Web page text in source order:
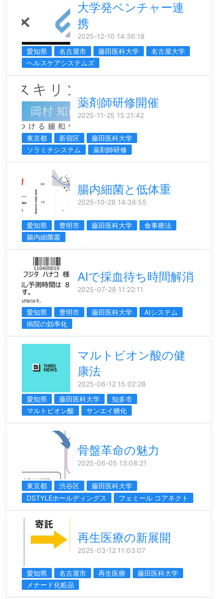
大学発ベンチャー連
携
2025-12-10 14:36:18
愛知県
名古屋市 藤田医科大学
名古屋大学
ヘルスケアシステムズ
薬剤師研修開催
2025-11-25 15:21:42
東京都 新宿区
藤田医科大学
ソラミチシステム
薬剤師研修
腸内細菌と低体重
2025-10-28 14:38:55
愛知県 豊明市 藤田医科大学
食事療法
腸内細菌叢
AIで採血待ち時間解消
2025-07-28 11:22:11
愛知県 豊明市 藤田医科大学
AIシステム
病院の効率化
マルトビオン酸の健
康法
2025-06-12 15:02:28
愛知県
藤田医科大学
知多市
マルトビオン酸
サンエイ糖化
骨盤革命の魅力
2025-06-05 13:08:21
東京都 渋谷区
藤田医科大学
DSTYLEホールディングス
フェミール コアネクト
再生医療の新展開
2025-03-12 11:03:07
愛知県 名古屋市 再生医療
藤田医科大学
メナード化粧品